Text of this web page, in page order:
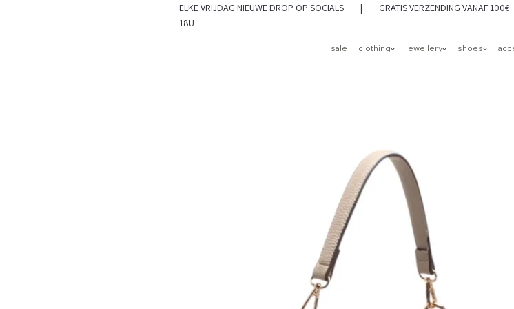
ELKE VRIJDAG NIEUWE DROP OP SOCIALS | GRATIS VERZENDING VANAF
18U
sale clothing jewellery shoes